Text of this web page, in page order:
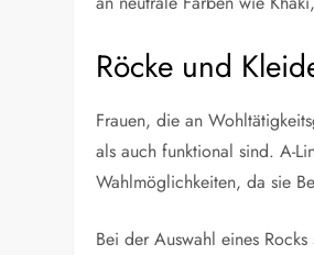
Röcke und
Frauen, die an
als auch funktional sind. A-
Wahlmöglichkeiten, da sie
Bei der Auswahl eines